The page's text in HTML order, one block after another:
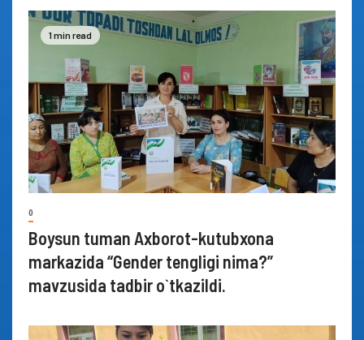
1 min read
0
Boysun tuman Axborot-kutubxona
markazida “Gender tengligi nima?”
mavzusida tadbir o`tkazildi.